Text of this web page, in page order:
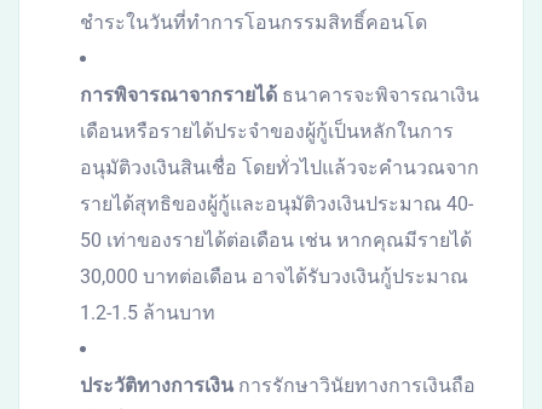
ชำระในวันที่ทำการโอนกรรมสิทธิ์คอนโด
การพิจารณาจากรายได้ ธนาคารจะพิจารณาเงิน
เดือนหรือรายได้ประจำของผู้กู้เป็นหลักในการ
อนุมัติวงเงินสินเชื่อ โดยทั่วไปแล้วจะคำนวณจาก
รายได้สุทธิของผู้กู้และอนุมัติวงเงินประมาณ 40-
50 เท่าของรายได้ต่อเดือน เช่น หากคุณมีรายได้
30,000 บาทต่อเดือน อาจได้รับวงเงินกู้ประมาณ
1.2-1.5 ล้านบาท
ประวัติทางการเงิน การรักษาวินัยทางการเงินถือ